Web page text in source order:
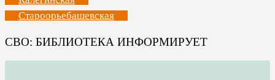
Староорьебашевская
СВО: БИБЛИОТЕКА ИНФОРМИРУЕТ